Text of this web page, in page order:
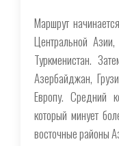
Маршрут
Центральной
Туркменистан.
Азербайджан,
Европу. Средний
который минует
восточные районы